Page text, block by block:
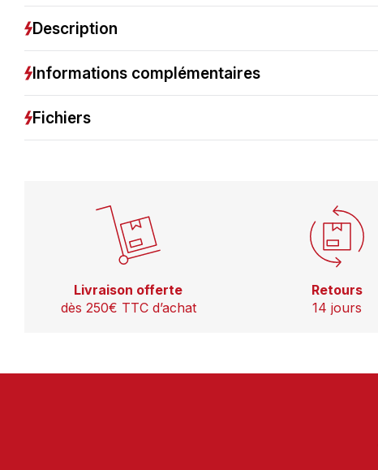
Description
Informations complémentaires
Fichiers
Livraison offerte
dès 250€ TTC d’achat
Retours
14 jours